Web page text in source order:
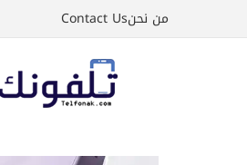
من نحنContact Us